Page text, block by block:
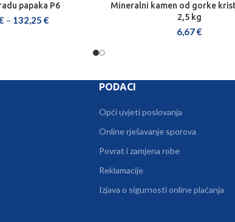
OPCIJE
papaka P6
– 132,25 €
DODAJ U KOŠARICU
Mineralni kamen od gorke
2,5 kg
6,67€
PODACI
Opći uvjeti poslovanja
Online rješavanje sporova
Povrat i zamjena robe
Reklamacije
Izjava o sigurnosti online plaćanja